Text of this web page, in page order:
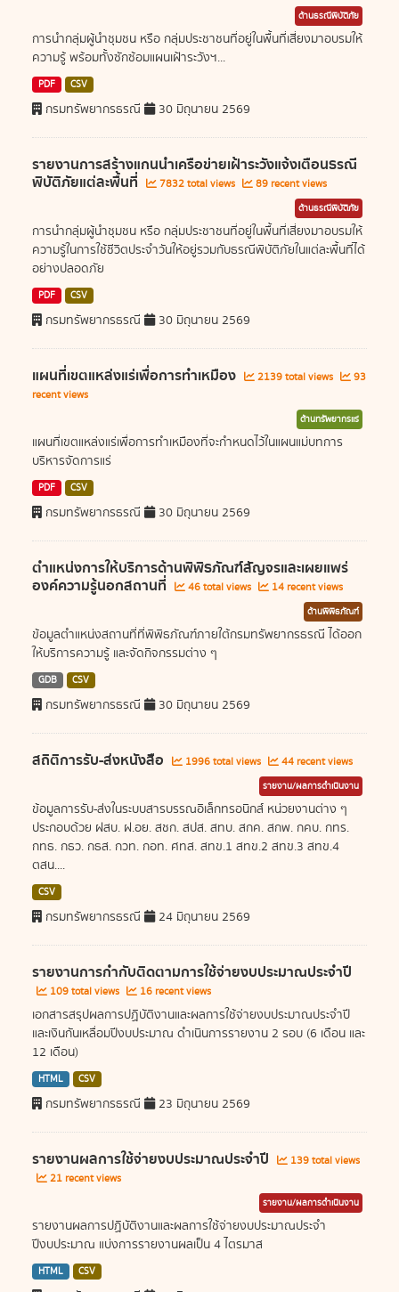
ด้านธรณีพิบัติภัย
การนำกลุ่มผู้นำชุมชน หรือ กลุ่มประชาชนที่อยู่ในพื้นที่เสี่ยงมาอบรมให้
ความรู้ พร้อมทั้งซักซ้อมแผนเฝ้าระวังฯ...
PDF CSV
กรมทรัพยากรธรณี 30 มิถุนายน 2569
รายงานการสร้างแกนนำเครือข่ายเฝ้าระวังแจ้งเตือนธรณี
พิบัติภัยแต่ละพื้นที่ 7832 total views 89 recent views
ด้านธรณีพิบัติภัย
การนำกลุ่มผู้นำชุมชน หรือ กลุ่มประชาชนที่อยู่ในพื้นที่เสี่ยงมาอบรมให้
ความรู้ในการใช้ชีวิตประจำวันให้อยู่รวมกับธรณีพิบัติภัยในแต่ละพื้นที่ได้
อย่างปลอดภัย
PDF CSV
กรมทรัพยากรธรณี 30 มิถุนายน 2569
แผนที่เขตแหล่งแร่เพื่อการทำเหมือง 2139 total views
93
recent views
ด้านทรัพยากรแร่
แผนที่เขตแหล่งแร่เพื่อการทำเหมืองที่จะกำหนดไว้ในแผนแม่บทการ
บริหารจัดการแร่
PDF CSV
กรมทรัพยากรธรณี 30 มิถุนายน 2569
ตำแหน่งการให้บริการด้านพิพิธภัณฑ์สัญจรและเผยแพร่
องค์ความรู้นอกสถานที่ 46 total views 14 recent views
ด้านพิพิธภัณฑ์
ข้อมูลตำแหน่งสถานที่ที่พิพิธภัณฑ์ภายใต้กรมทรัพยากรธรณี ได้ออก
ให้บริการความรู้ และจัดกิจกรรมต่าง ๆ
GDB CSV
กรมทรัพยากรธรณี 30 มิถุนายน 2569
สถิติการรับ-ส่งหนังสือ 1996 total views 44 recent views
รายงาน/ผลการดำเนินงาน
ข้อมูลการรับ-ส่งในระบบสารบรรณอิเล็กทรอนิกส์ หน่วยงานต่าง ๆ
ประกอบด้วย ฝสบ. ฝ.อย. สชก. สปส. สทบ. สกค. สกพ. กคบ. กทร.
กทธ. กธว. กธส. กวท. กอท. ศทส. สทข.1 สทข.2 สทข.3 สทข.4
ตสน....
CSV
กรมทรัพยากรธรณี 24 มิถุนายน 2569
รายงานการกำกับติดตามการใช้จ่ายงบประมาณประจำปี
109 total views 16 recent views
เอกสารสรุปผลการปฏิบัติงานและผลการใช้จ่ายงบประมาณประจำปี
และเงินกันเหลื่อมปีงบประมาณ ดำเนินการรายงาน 2 รอบ (6 เดือน และ
12 เดือน)
HTML CSV
กรมทรัพยากรธรณี 23 มิถุนายน 2569
รายงานผลการใช้จ่ายงบประมาณประจำปี
139 total views
21 recent views
รายงาน/ผลการดำเนินงาน
รายงานผลการปฏิบัติงานและผลการใช้จ่ายงบประมาณประจำ
ปีงบประมาณ แบ่งการรายงานผลเป็น 4 ไตรมาส
HTML CSV